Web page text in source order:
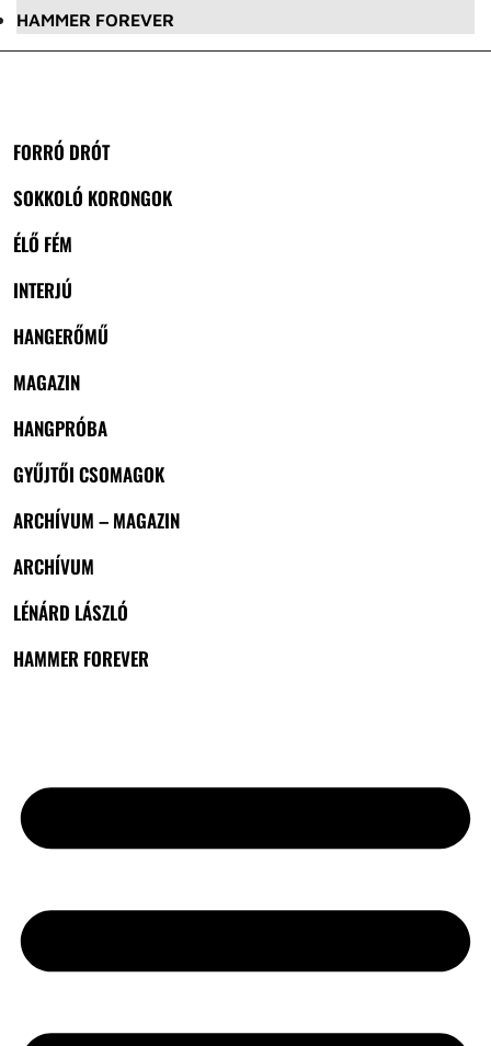
HAMMER FOREVER
FORRÓ DRÓT
SOKKOLÓ KORONGOK
ÉLŐ FÉM
INTERJÚ
HANGERŐMŰ
MAGAZIN
HANGPRÓBA
GYŰJTŐI CSOMAGOK
ARCHÍVUM – MAGAZIN
ARCHÍVUM
LÉNÁRD LÁSZLÓ
HAMMER FOREVER